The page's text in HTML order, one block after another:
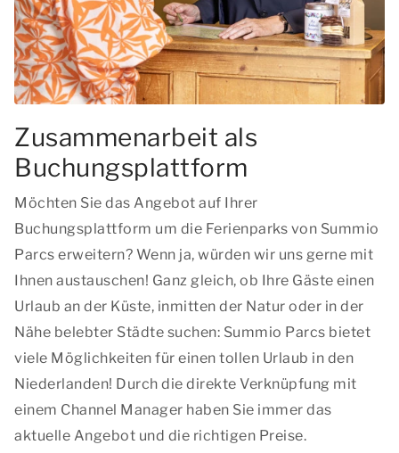
Zusammenarbeit als
Buchungsplattform
Möchten Sie das Angebot auf Ihrer
Buchungsplattform um die Ferienparks von Summio
Parcs erweitern? Wenn ja, würden wir uns gerne mit
Ihnen austauschen! Ganz gleich, ob Ihre Gäste einen
Urlaub an der Küste, inmitten der Natur oder in der
Nähe belebter Städte suchen: Summio Parcs bietet
viele Möglichkeiten für einen tollen Urlaub in den
Niederlanden! Durch die direkte Verknüpfung mit
einem Channel Manager haben Sie immer das
aktuelle Angebot und die richtigen Preise.